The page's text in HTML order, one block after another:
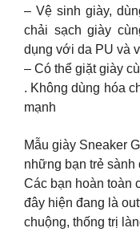
– Vệ sinh giày,
chải sạch giày
dụng với da PU và
– Có thể giặt giày
. Không dùng hóa
mạnh
Mẫu giày Sneaker
những bạn trẻ sành
Các bạn hoàn toàn
đây hiện đang là
chuộng, thống trị